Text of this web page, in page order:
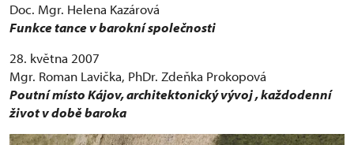
Doc. Mgr. Helena Kazárová
Funkce tance v barokní společnosti
28. května 2007
Mgr. Roman Lavička, PhDr. Zdeňka Prokopová
Poutní místo Kájov, architektonický vývoj , každodenní
život v době baroka